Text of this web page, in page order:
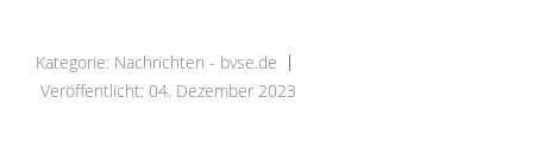
Kategorie: Nachrichten - bvse.de
Veröffentlicht: 04. Dezember 2023